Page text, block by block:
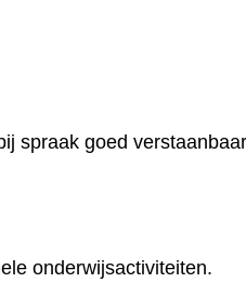
spraak goed
onderwijsactiviteiten.